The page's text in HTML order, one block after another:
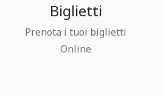
Biglietti
Prenota i tuoi biglietti
Online